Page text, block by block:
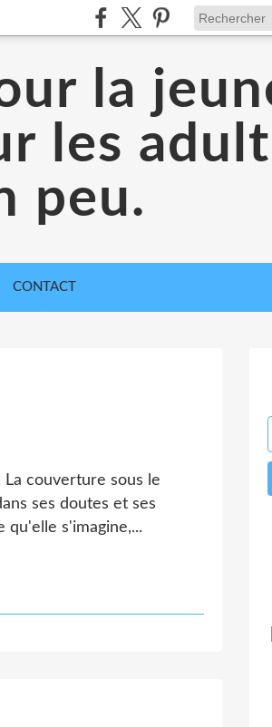
la
les
peu.
CONTACT
La couverture sous le
ses doutes et ses
qu'elle s'imagine,...